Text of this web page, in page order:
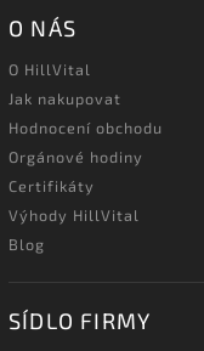
O NÁS
O HillVital
Jak nakupovat
Hodnocení obchodu
Orgánové hodiny
Certifikáty
Výhody HillVital
Blog
SÍDLO FIRMY